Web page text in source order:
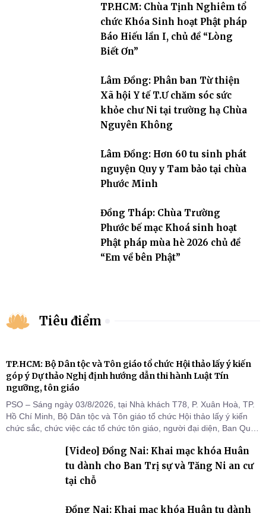
TP.HCM: Chùa Tịnh Nghiêm tổ
chức Khóa Sinh hoạt Phật pháp
Báo Hiếu lần I, chủ đề “Lòng
Biết Ơn”
Lâm Đồng: Phân ban Từ thiện
Xã hội Y tế T.Ư chăm sóc sức
khỏe chư Ni tại trường hạ Chùa
Nguyên Không
Lâm Đồng: Hơn 60 tu sinh phát
nguyện Quy y Tam bảo tại chùa
Phước Minh
Đồng Tháp: Chùa Trường
Phước bế mạc Khoá sinh hoạt
Phật pháp mùa hè 2026 chủ đề
“Em về bên Phật”
Tiêu điểm
TP.HCM: Bộ Dân tộc và Tôn giáo tổ chức Hội thảo lấy ý kiến
góp ý Dự thảo Nghị định hướng dẫn thi hành Luật Tín
ngưỡng, tôn giáo
PSO – Sáng ngày 03/8/2026, tại Nhà khách T78, P. Xuân Hoà, TP.
Hồ Chí Minh, Bộ Dân tộc và Tôn giáo tổ chức Hội thảo lấy ý kiến
chức sắc, chức việc các tổ chức tôn giáo, người đại diện, Ban Quản
góp ý hoàn thiện hồ sơ Dự thảo Nghị định quy định chi tiết một số
điều và biện pháp để tổ chức
[Video] Đồng Nai: Khai mạc khóa Huân
tu dành cho Ban Trị sự và Tăng Ni an cư
tại chỗ
Đồng Nai: Khai mạc khóa Huân tu dành